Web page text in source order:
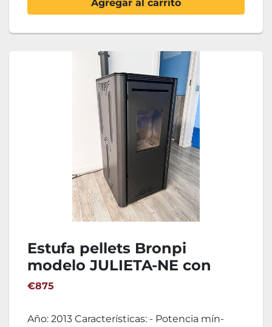
Agregar al carrito
Estufa pellets Bronpi
modelo JULIETA-NE con
tecnología OASYS
€875
Año: 2013 Características: - Potencia mín-